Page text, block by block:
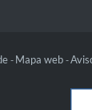
- Mapa web -